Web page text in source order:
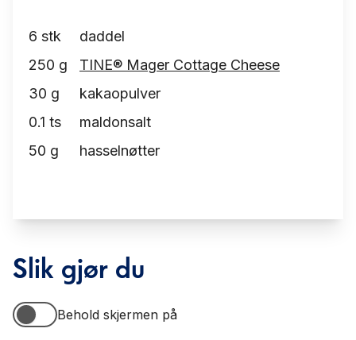
6 stk
daddel
250 g
TINE® Mager Cottage Cheese
30 g
kakaopulver
0.1 ts
maldonsalt
50 g hasselnøtter
Slik gjør du
Behold skjermen på
Behold skjermen på